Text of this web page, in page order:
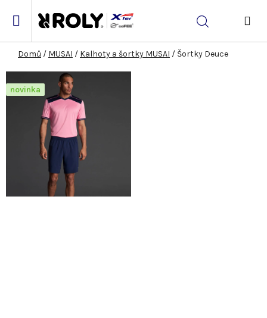
Hledat
Domů / MUSAI / Kalhoty a šortky MUSAI / Šortky Deuce
novinka